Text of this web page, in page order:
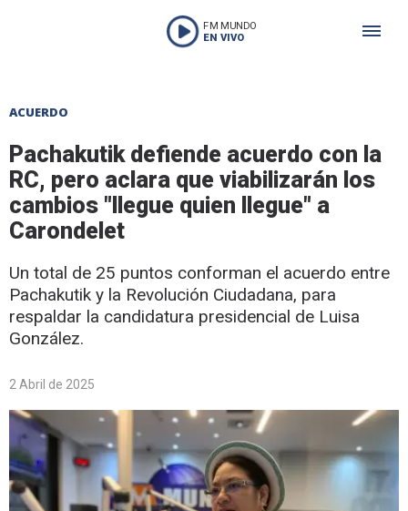
FM MUNDO
EN VIVO
ACUERDO
Pachakutik defiende acuerdo con la
RC, pero aclara que viabilizarán los
cambios "llegue quien llegue" a
Carondelet
Un total de 25 puntos conforman el acuerdo entre
Pachakutik y la Revolución Ciudadana, para
respaldar la candidatura presidencial de Luisa
González.
2 Abril de 2025